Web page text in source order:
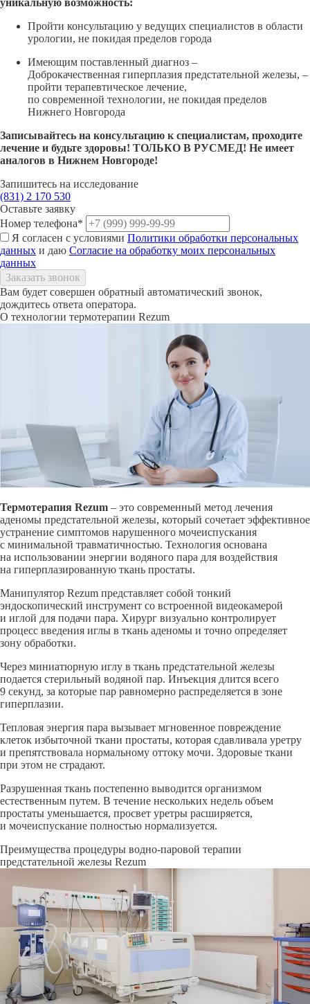
Пройти консультацию у ведущих специалистов в области
урологии, не покидая пределов города
Имеющим поставленный диагноз –
Доброкачественная гиперплазия предстательной железы, –
пройти терапевтическое лечение,
по современной технологии, не покидая пределов
Нижнего Новгорода
Записывайтесь на консультацию к специалистам, проходите
лечение и будьте здоровы! ТОЛЬКО В РУСМЕД! Не имеет
аналогов в Нижнем Новгороде!
Запишитесь на исследование
(831) 2 170 530
Оставьте заявку
Номер телефона*
Я согласен с условиями Политики обработки персональных
данных и даю Согласие на обработку моих персональных
данных
Вам будет совершен обратный автоматический звонок,
дождитесь ответа оператора.
О технологии термотерапии Rezum
Термотерапия Rezum – это современный метод лечения
аденомы предстательной железы, который сочетает эффективное
устранение симптомов нарушенного мочеиспускания
с минимальной травматичностью. Технология основана
на использовании энергии водяного пара для воздействия
на гиперплазированную ткань простаты.
Манипулятор Rezum представляет собой тонкий
эндоскопический инструмент со встроенной видеокамерой
и иглой для подачи пара. Хирург визуально контролирует
процесс введения иглы в ткань аденомы и точно определяет
зону обработки.
Через миниатюрную иглу в ткань предстательной железы
подается стерильный водяной пар. Инъекция длится всего
9 секунд, за которые пар равномерно распределяется в зоне
гиперплазии.
Тепловая энергия пара вызывает мгновенное повреждение
клеток избыточной ткани простаты, которая сдавливала уретру
и препятствовала нормальному оттоку мочи. Здоровые ткани
при этом не страдают.
Разрушенная ткань постепенно выводится организмом
естественным путем. В течение нескольких недель объем
простаты уменьшается, просвет уретры расширяется,
и мочеиспускание полностью нормализуется.
Преимущества процедуры водно-паровой терапии
предстательной железы Rezum